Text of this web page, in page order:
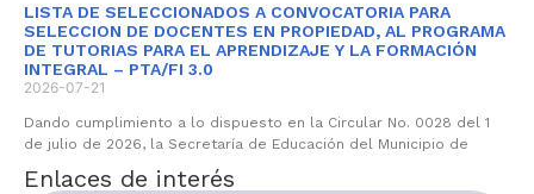
LISTA DE SELECCIONADOS A CONVOCATORIA PARA
SELECCION DE DOCENTES EN PROPIEDAD, AL PROGRAMA
DE TUTORIAS PARA EL APRENDIZAJE Y LA FORMACIÓN
INTEGRAL – PTA/FI 3.0
2026-07-21
Dando cumplimiento a lo dispuesto en la Circular No. 0028 del 1
de julio de 2026, la Secretaría de Educación del Municipio de
Enlaces de interés